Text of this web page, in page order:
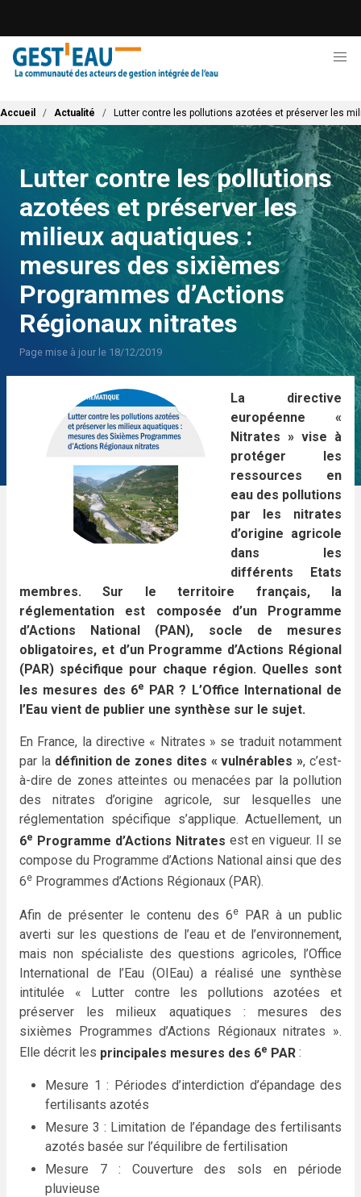
contenu
principal
Fil d'Ariane
Accueil Actualité Lutter contre les pollutions azotées et préserver les
Lutter contre les pollutions
azotées et préserver les
milieux aquatiques :
mesures des sixièmes
Programmes d’Actions
Régionaux nitrates
Page mise à jour le 18/12/2019
La directive
européenne «
Nitrates » vise à
protéger les
ressources en
eau des pollutions
par les nitrates
d’origine agricole
dans les
différents Etats
membres. Sur le territoire français, la
réglementation est composée d’un Programme
d’Actions National (PAN), socle de mesures
obligatoires, et d’un Programme d’Actions Régional
(PAR) spécifique pour chaque région. Quelles sont
les mesures des 6e
PAR ? L’Office International de
l’Eau vient de publier une synthèse sur le sujet.
En France, la directive « Nitrates » se traduit notamment
par la définition de zones dites « vulnérables », c’est-
à-dire de zones atteintes ou menacées par la pollution
des nitrates d’origine agricole, sur lesquelles une
réglementation spécifique s’applique. Actuellement, un
6e Programme d’Actions Nitrates est en vigueur. Il se
compose du Programme d’Actions National ainsi que des
6e Programmes d’Actions Régionaux (PAR).
Afin de présenter le contenu des 6e
PAR à un public
averti sur les questions de l’eau et de l’environnement,
mais non spécialiste des questions agricoles, l’Office
International de l’Eau (OIEau) a réalisé une synthèse
intitulée « Lutter contre les pollutions azotées et
préserver les milieux aquatiques : mesures des
sixièmes Programmes d’Actions Régionaux nitrates ».
Elle décrit les principales mesures des 6e PAR :
Mesure 1 : Périodes d’interdiction d’épandage des
fertilisants azotés
Mesure 3 : Limitation de l’épandage des fertilisants
azotés basée sur l’équilibre de fertilisation
Mesure 7 : Couverture des sols en période
pluvieuse